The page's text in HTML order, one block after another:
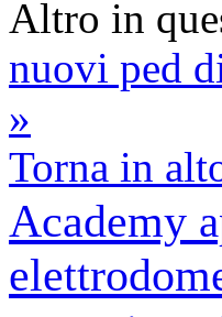
Altro in
nuovi ped
»
Torna in
Academy